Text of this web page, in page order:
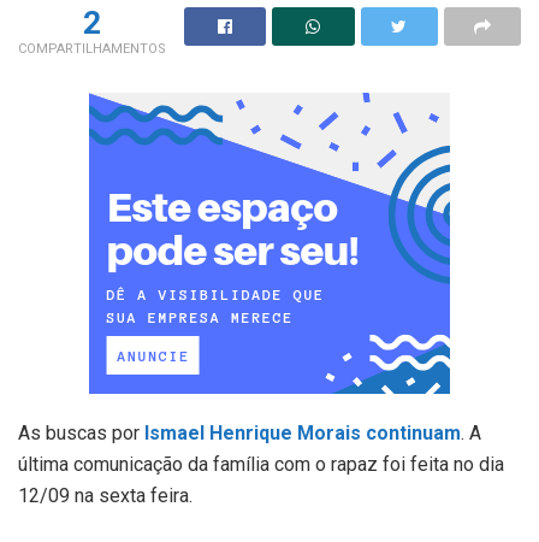
2
COMPARTILHAMENTOS
As buscas por Ismael Henrique Morais continuam. A
última comunicação da família com o rapaz foi feita no dia
12/09 na sexta feira.